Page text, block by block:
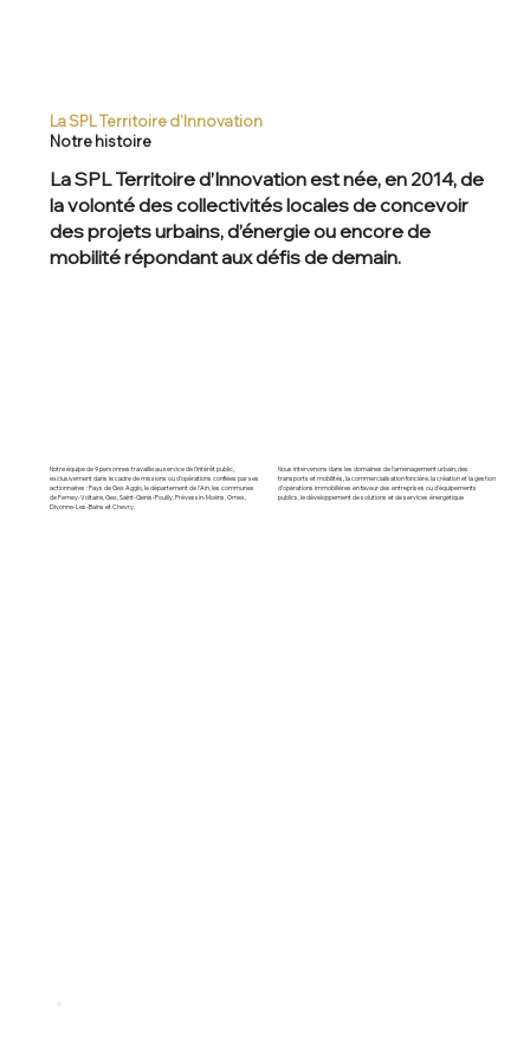
La SPL Territoire d'Innovation
Notre histoire
La SPL Territoire d’Innovation est née, en 2014, de
la volonté des collectivités locales de concevoir
des projets urbains, d’énergie ou encore de
mobilité répondant aux défis de demain.
Notre équipe de 9 personnes travaille au service de l’intérêt public,
exclusivement dans le cadre de missions ou d’opérations confiées par ses
actionnaires : Pays de Gex Agglo, le département de l’Ain, les communes
de Ferney-Voltaire, Gex, Saint-Genis-Pouilly, Prévessin-Moëns, Ornex,
Divonne-Les-Bains et Chevry.
Nous intervenons dans les domaines de l’aménagement urbain, des
transports et mobilités, la commercialisation foncière, la création et la gestion
d’opérations immobilières en faveur des entreprises ou d’équipements
publics, le développement de solutions et de services énergétique